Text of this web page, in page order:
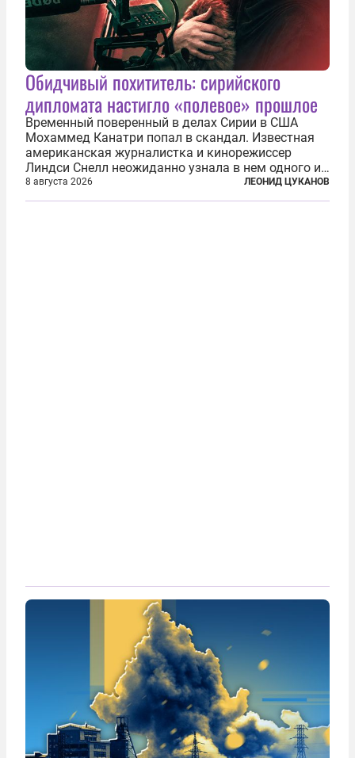
Обидчивый похититель: сирийского
дипломата настигло «полевое» прошлое
Временный поверенный в делах Сирии в США
Мохаммед Канатри попал в скандал. Известная
американская журналистка и кинорежиссер
Линдси Снелл неожиданно узнала в нем одного из
бандитов, похитивших ее в сирийском Алеппо в
2016 году. Журналистка убеждена, что Канатри, в
8 августа 2026 ЛЕОНИД ЦУКАНОВ